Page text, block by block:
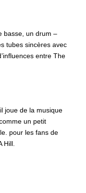
basse, un drum –
tubes sincères avec
entre The
joue de la musique
un petit
pour les fans de
Hill.